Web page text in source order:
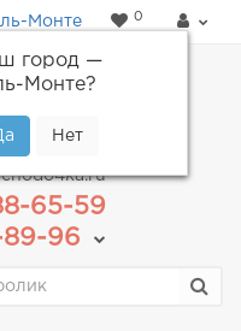
Монте
город —
Монте?
0
до 18.00
65-59
96